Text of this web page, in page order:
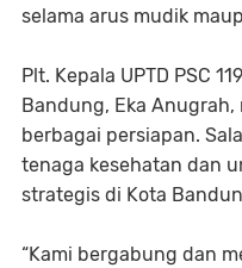
selama arus mudik
Plt. Kepala UPTD PSC
Bandung, Eka
berbagai persiapan.
tenaga kesehatan dan
strategis di Kota
“Kami bergabung dan